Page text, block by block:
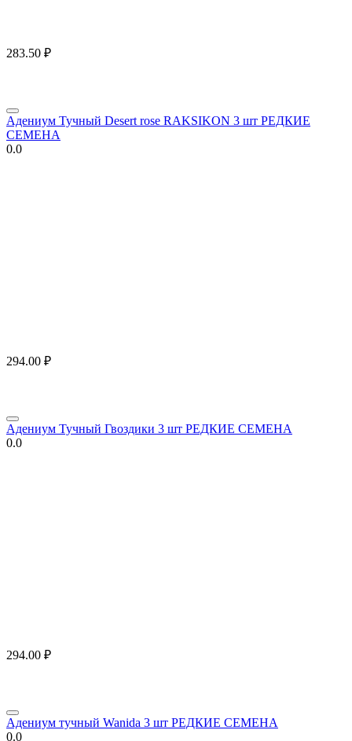
283.50 ₽
Адениум Тучный Desert rose RAKSIKON 3 шт РЕДКИЕ
СЕМЕНА
0.0
294.00 ₽
Адениум Тучный Гвоздики 3 шт РЕДКИЕ СЕМЕНА
0.0
294.00 ₽
Адениум тучный Wanida 3 шт РЕДКИЕ СЕМЕНА
0.0